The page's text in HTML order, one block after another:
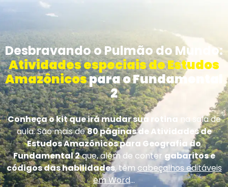
Desbravando o Pulmão do Mundo:
Atividades especiais de Estudos
Amazônicospara o Fundamental
2
Conheça o kit que irá mudar sua rotina na sala de
aula. São mais de80 páginas de Atividades de
Estudos Amazônicos para Geografia do
Fundamental 2que, além de contergabaritos e
códigos das habilidades, têmcabeçalhos editáveis
em Word...